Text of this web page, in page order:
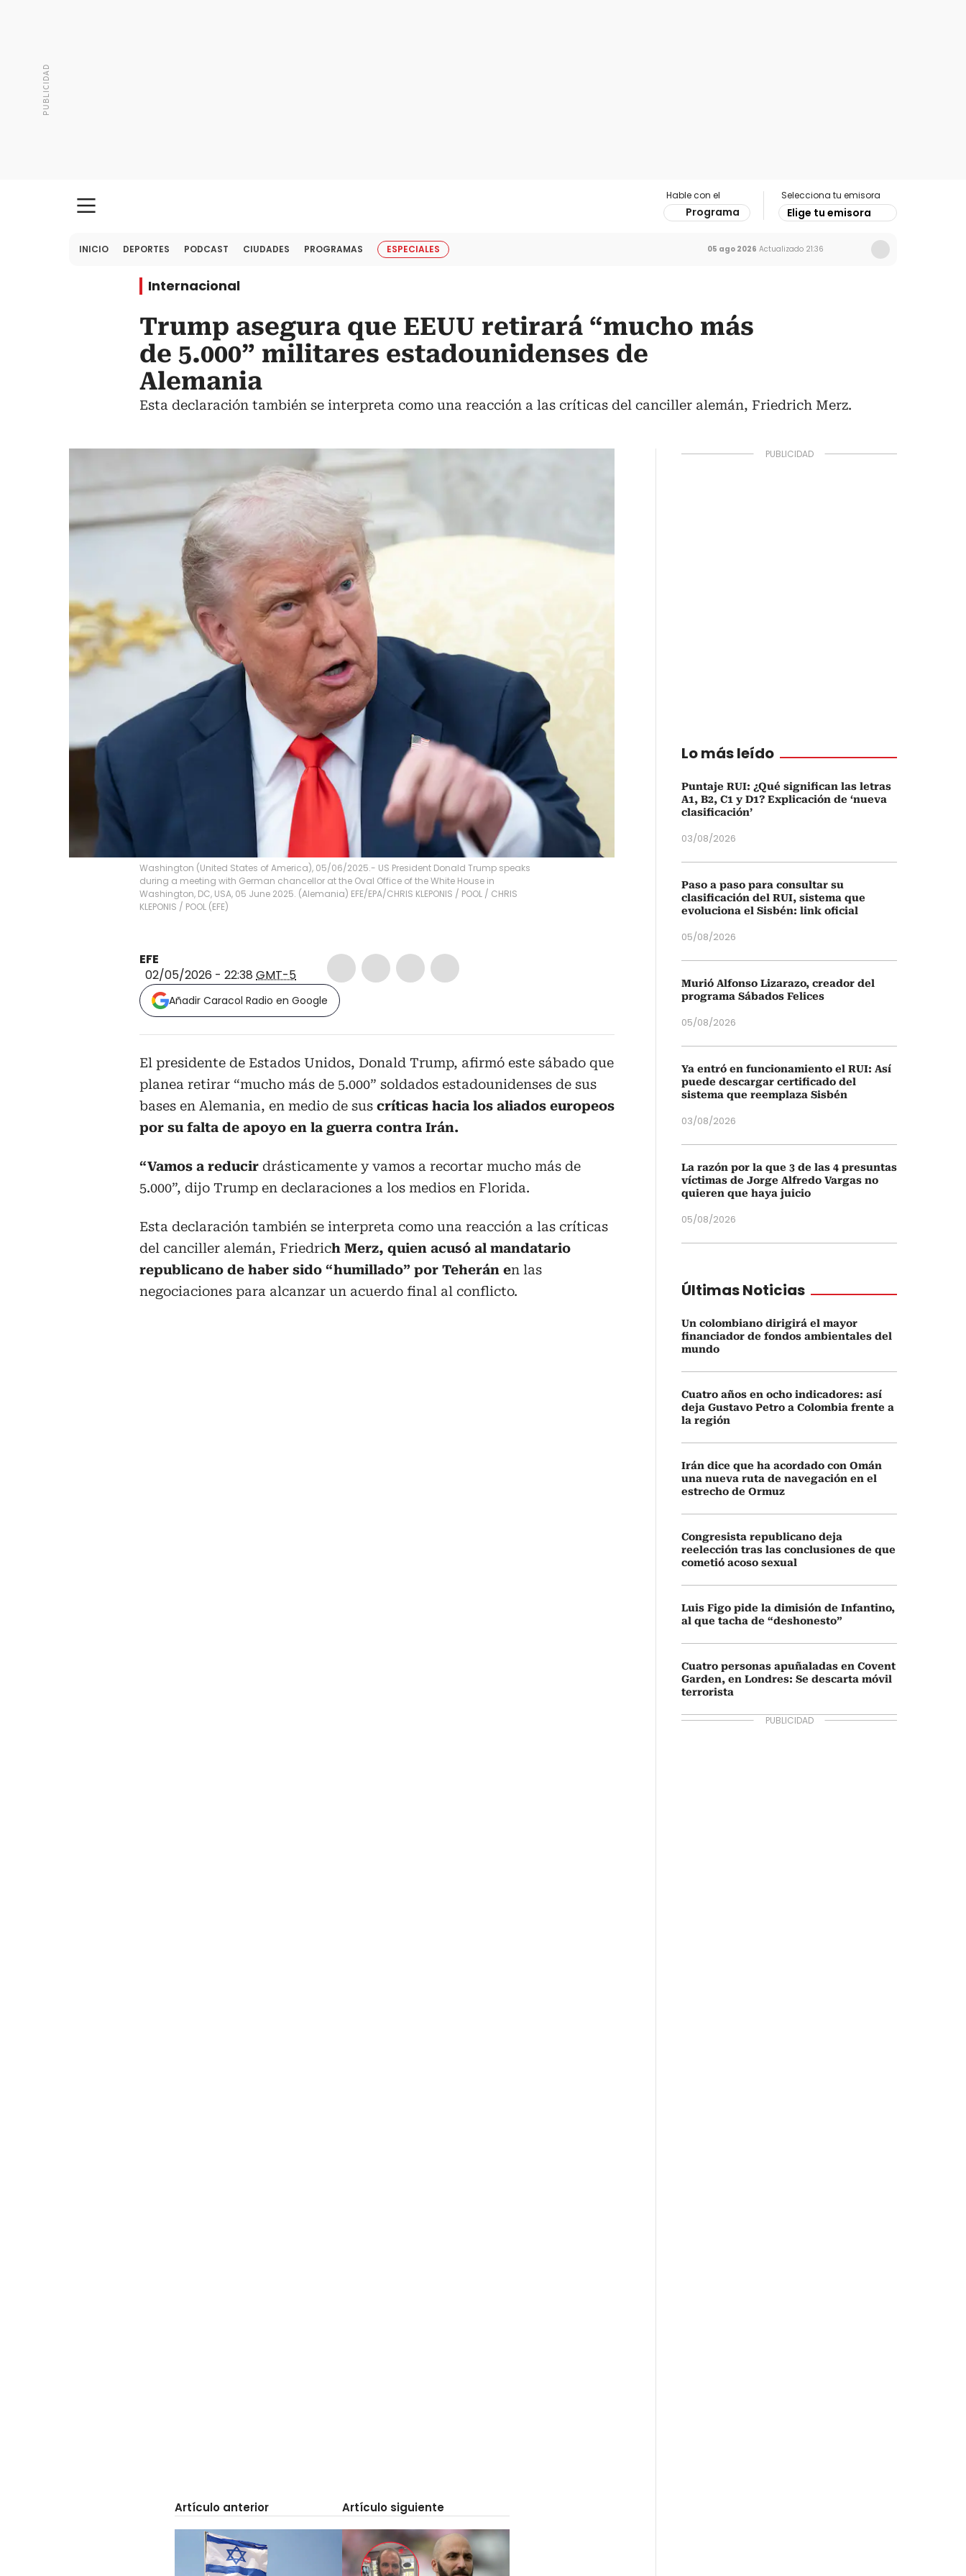
Hable con el
Programa
Selecciona tu emisora
Elige tu emisora
INICIO DEPORTES PODCAST CIUDADES PROGRAMAS ESPECIALES 05 ago 2026 Actualizado 21:36
Internacional
Trump asegura que EEUU retirará “mucho más
de 5.000” militares estadounidenses de
Alemania
Esta declaración también se interpreta como una reacción a las críticas del canciller alemán, Friedrich Merz.
Washington (United States of America), 05/06/2025.- US President Donald Trump speaks
during a meeting with German chancellor at the Oval Office of the White House in
Washington, DC, USA, 05 June 2025. (Alemania) EFE/EPA/CHRIS KLEPONIS / POOL / CHRIS
KLEPONIS / POOL (EFE)
EFE
02/05/2026 - 22:38 GMT-5
Añadir Caracol Radio en Google
El presidente de Estados Unidos, Donald Trump, afirmó este sábado que
planea retirar “mucho más de 5.000” soldados estadounidenses de sus
bases en Alemania, en medio de sus críticas hacia los aliados europeos
por su falta de apoyo en la guerra contra Irán.
“Vamos a reducir drásticamente y vamos a recortar mucho más de
5.000”, dijo Trump en declaraciones a los medios en Florida.
Esta declaración también se interpreta como una reacción a las críticas
del canciller alemán, Friedrich Merz, quien acusó al mandatario
republicano de haber sido “humillado” por Teherán en las
negociaciones para alcanzar un acuerdo final al conflicto.
Artículo anterior Artículo siguiente
Lo más leído
Puntaje RUI: ¿Qué significan las letras
A1, B2, C1 y D1? Explicación de ‘nueva
clasificación’
03/08/2026
Paso a paso para consultar su
clasificación del RUI, sistema que
evoluciona el Sisbén: link oficial
05/08/2026
Murió Alfonso Lizarazo, creador del
programa Sábados Felices
05/08/2026
Ya entró en funcionamiento el RUI: Así
puede descargar certificado del
sistema que reemplaza Sisbén
03/08/2026
La razón por la que 3 de las 4 presuntas
víctimas de Jorge Alfredo Vargas no
quieren que haya juicio
05/08/2026
Últimas Noticias
Un colombiano dirigirá el mayor
financiador de fondos ambientales del
mundo
Cuatro años en ocho indicadores: así
deja Gustavo Petro a Colombia frente a
la región
Irán dice que ha acordado con Omán
una nueva ruta de navegación en el
estrecho de Ormuz
Congresista republicano deja
reelección tras las conclusiones de que
cometió acoso sexual
Luis Figo pide la dimisión de Infantino,
al que tacha de “deshonesto”
Cuatro personas apuñaladas en Covent
Garden, en Londres: Se descarta móvil
terrorista